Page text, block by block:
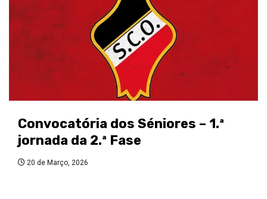
Convocatória dos Séniores – 1.ª
jornada da 2.ª Fase
20 de Março, 2026